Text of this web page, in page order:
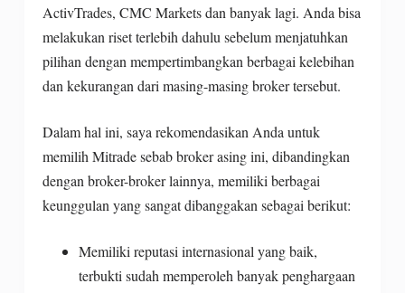
ActivTrades, CMC Markets dan banyak lagi. Anda bisa
melakukan riset terlebih dahulu sebelum menjatuhkan
pilihan dengan mempertimbangkan berbagai kelebihan
dan kekurangan dari masing-masing broker tersebut.
Dalam hal ini, saya rekomendasikan Anda untuk
memilih Mitrade sebab broker asing ini, dibandingkan
dengan broker-broker lainnya, memiliki berbagai
keunggulan yang sangat dibanggakan sebagai berikut:
Memiliki reputasi internasional yang baik,
terbukti sudah memperoleh banyak penghargaan